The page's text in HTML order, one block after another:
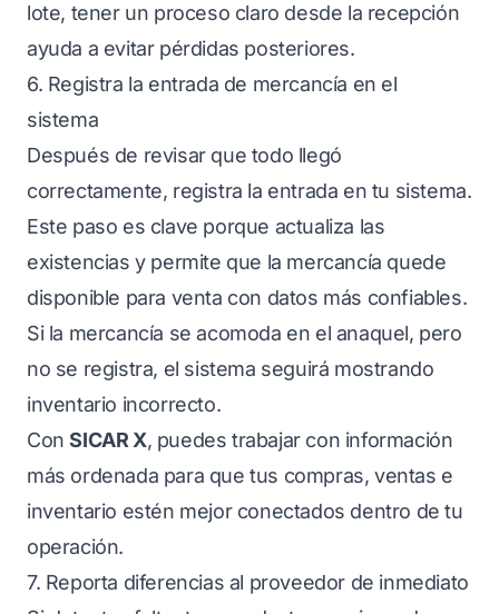
lote, tener un proceso claro desde la recepción
ayuda a evitar pérdidas posteriores.
6. Registra la entrada de mercancía en el
sistema
Después de revisar que todo llegó
correctamente, registra la entrada en tu sistema.
Este paso es clave porque actualiza las
existencias y permite que la mercancía quede
disponible para venta con datos más confiables.
Si la mercancía se acomoda en el anaquel, pero
no se registra, el sistema seguirá mostrando
inventario incorrecto.
ConSICAR X, puedes trabajar con información
más ordenada para que tus compras, ventas e
inventario estén mejor conectados dentro de tu
operación.
7. Reporta diferencias al proveedor de inmediato